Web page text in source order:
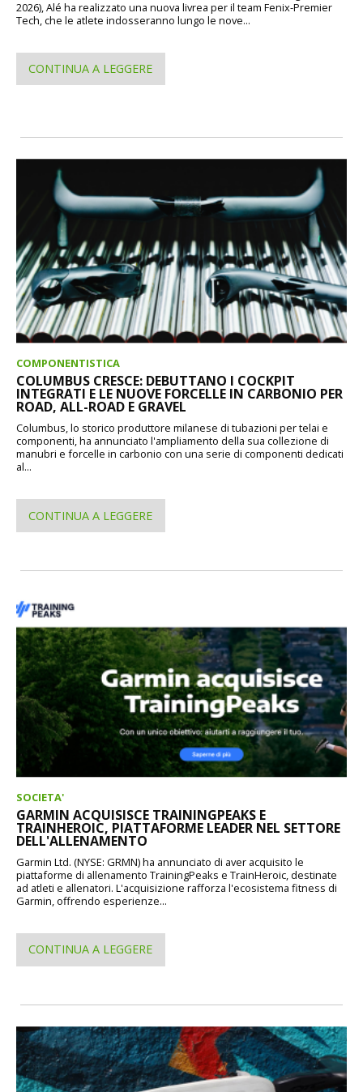
2026), Alé ha realizzato una nuova livrea per il team Fenix-Premier
Tech, che le atlete indosseranno lungo le nove...
CONTINUA A LEGGERE
COMPONENTISTICA
COLUMBUS CRESCE: DEBUTTANO I COCKPIT
INTEGRATI E LE NUOVE FORCELLE IN CARBONIO PER
ROAD, ALL-ROAD E GRAVEL
Columbus, lo storico produttore milanese di tubazioni per telai e
componenti, ha annunciato l'ampliamento della sua collezione di
manubri e forcelle in carbonio con una serie di componenti dedicati
al...
CONTINUA A LEGGERE
SOCIETA'
GARMIN ACQUISISCE TRAININGPEAKS E
TRAINHEROIC, PIATTAFORME LEADER NEL SETTORE
DELL'ALLENAMENTO
Garmin Ltd. (NYSE: GRMN) ha annunciato di aver acquisito le
piattaforme di allenamento TrainingPeaks e TrainHeroic, destinate
ad atleti e allenatori. L'acquisizione rafforza l'ecosistema fitness di
Garmin, offrendo esperienze...
CONTINUA A LEGGERE